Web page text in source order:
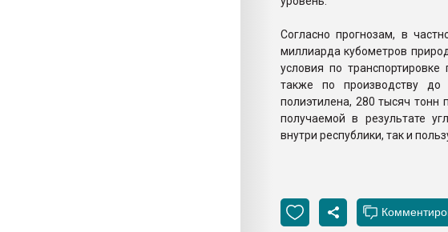
Согласно прогнозам, в
миллиарда кубометров
условия по
также по производству
полиэтилена, 280 тысяч тонн
получаемой в результате
внутри республики, так и